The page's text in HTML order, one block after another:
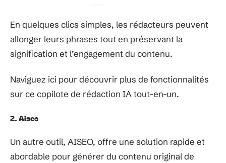
En quelques clics simples, les rédacteurs peuvent
allonger leurs phrases tout en préservant la
signification et l’engagement du contenu.
Naviguez ici pour découvrir plus de fonctionnalités
sur ce copilote de rédaction IA tout-en-un.
2. Aiseo
Un autre outil, AISEO, offre une solution rapide et
abordable pour générer du contenu original de